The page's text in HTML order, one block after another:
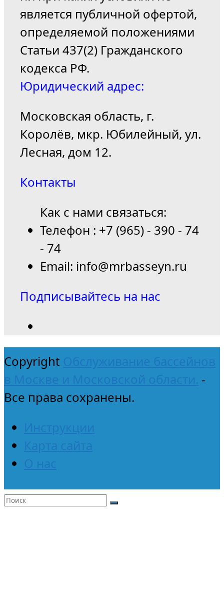
является публичной офертой,
определяемой положениями
Статьи 437(2) Гражданского
кодекса РФ.
Юридический адрес:
Московская область, г.
Королёв, мкр. Юбилейный, ул.
Лесная, дом 12.
Контакты
Как с нами связаться:
Телефон : +7 (965) - 390 - 74
- 74
Email: info@mrbasseyn.ru
Подписывайтесь на нас
Copyright Обслуживание бассейнов
в Москве и Московской области. -
Все права сохранены.
Инструкции
Карта сайта
О нас